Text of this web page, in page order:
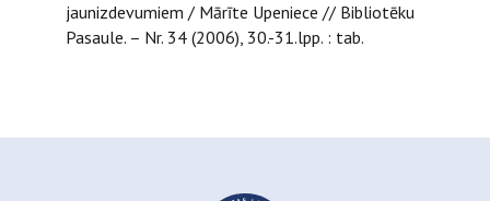
jaunizdevumiem / Mārīte Upeniece // Bibliotēku
Pasaule. – Nr. 34 (2006), 30.-31.lpp. : tab.